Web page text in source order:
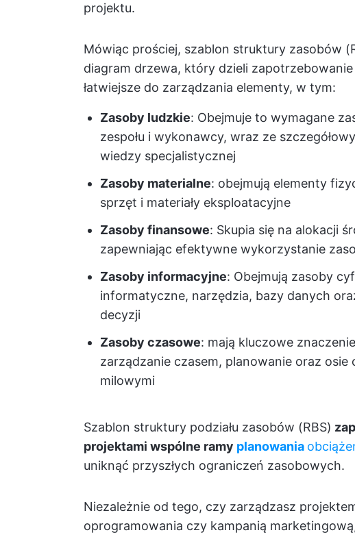
projektu.
Mówiąc prościej, szablon struktury zasobów
diagram drzewa, który dzieli
łatwiejsze do zarządzania elementy, w tym:
Zasoby ludzkie: Obejmuje to wymagane
zespołu i wykonawcy, wraz ze
wiedzy specjalistycznej
Zasoby materialne: obejmują elementy
sprzęt i materiały eksploatacyjne
Zasoby finansowe: Skupia się na alokacji
zapewniając efektywne wykorzystanie
Zasoby informacyjne: Obejmują zasoby
informatyczne, narzędzia, bazy danych
decyzji
Zasoby czasowe: mają kluczowe
zarządzanie czasem, planowanie oraz osie
milowymi
Szablon struktury podziału zasobów (RBS)
projektami wspólne ramy planowania
uniknąć przyszłych ograniczeń zasobowych.
Niezależnie od tego, czy zarządzasz
oprogramowania czy kampanią